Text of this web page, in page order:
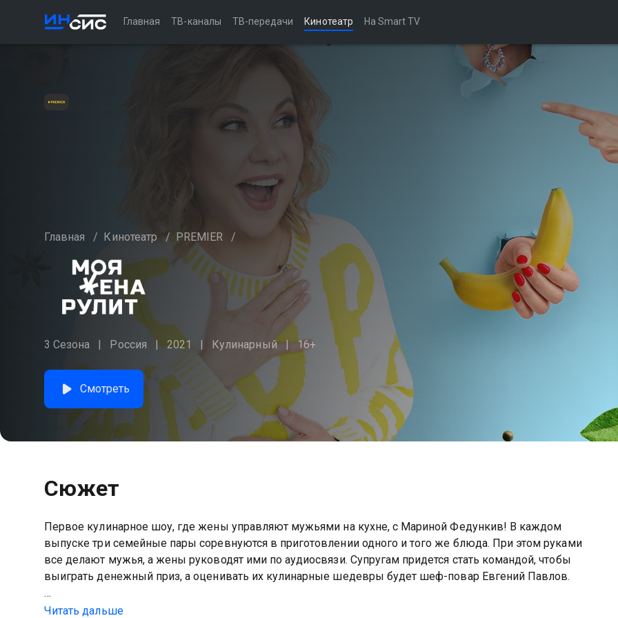
Главная ТВ-каналы ТВ-передачи Кинотеатр На Smart TV
Главная / Кинотеатр / PREMIER /
3 Сезона Россия 2021 Кулинарный 16+
Смотреть
Сюжет
Первое кулинарное шоу, где жены управляют мужьями на кухне, с Мариной Федункив! В каждом
выпуске три семейные пары соревнуются в приготовлении одного и того же блюда. При этом руками
все делают мужья, а жены руководят ими по аудиосвязи. Супругам придется стать командой, чтобы
выиграть денежный приз, а оценивать их кулинарные шедевры будет шеф-повар Евгений Павлов.
Посмотреть онлайн 2 сезон сериала Моя жена рулит вы можете совершенно бесплатно в хорошем HD
Читать дальше